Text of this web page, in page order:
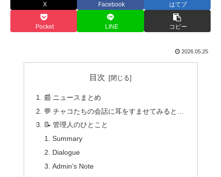
X Facebook はてブ
Pocket LINE コピー
2026.05.25
目次
📰 ニュースまとめ
💬 チャコたちの会話に耳をすませてみると…
📝 管理人のひとこと
Summary
Dialogue
Admin’s Note